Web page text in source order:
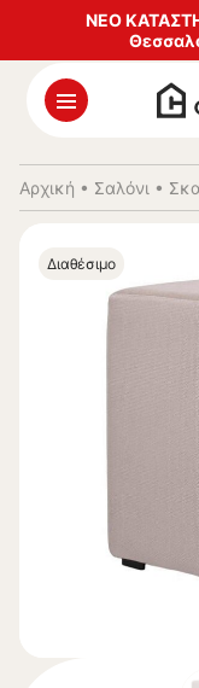
ΝΕΟ
Αρχική • Σαλόνι •
Διαθέσιμο